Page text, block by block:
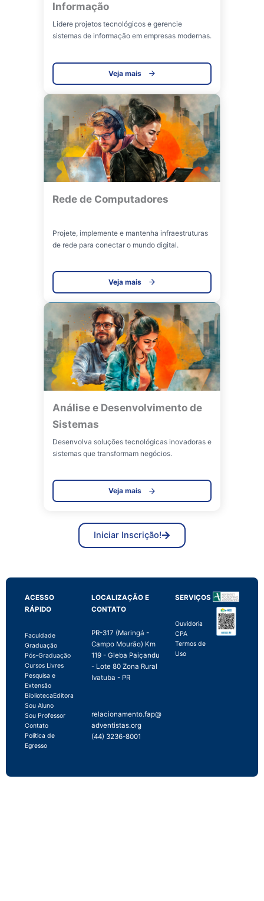
Informação
Lidere projetos tecnológicos e gerencie
sistemas de informação em empresas modernas.
Veja mais
Rede de Computadores
Projete, implemente e mantenha infraestruturas
de rede para conectar o mundo digital.
Veja mais
Análise e Desenvolvimento de
Sistemas
Desenvolva soluções tecnológicas inovadoras e
sistemas que transformam negócios.
Veja mais
Iniciar Inscrição!
ACESSO
RÁPIDO
Faculdade
Graduação
Pós-Graduação
Cursos Livres
Pesquisa e
Extensão
BibliotecaEditora
Sou Aluno
Sou Professor
Contato
Política de
Egresso
LOCALIZAÇÃO E
CONTATO
PR-317 (Maringá -
Campo Mourão) Km
119 - Gleba Paiçandu
- Lote 80 Zona Rural
Ivatuba - PR
relacionamento.fap@
adventistas.org
(44) 3236-8001
SERVIÇOS
Ouvidoria
CPA
Termos de
Uso